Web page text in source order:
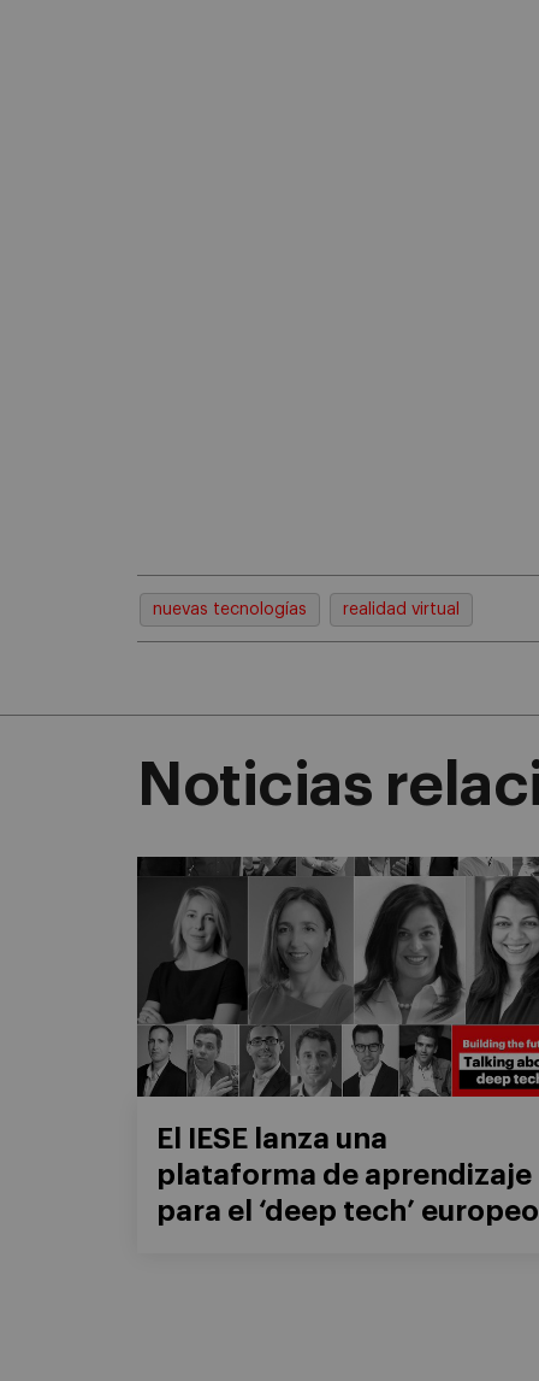
nuevas tecnologías realidad virtual
Noticias
El IESE lanza una
plataforma de aprendizaje
para el ‘deep tech’ europeo